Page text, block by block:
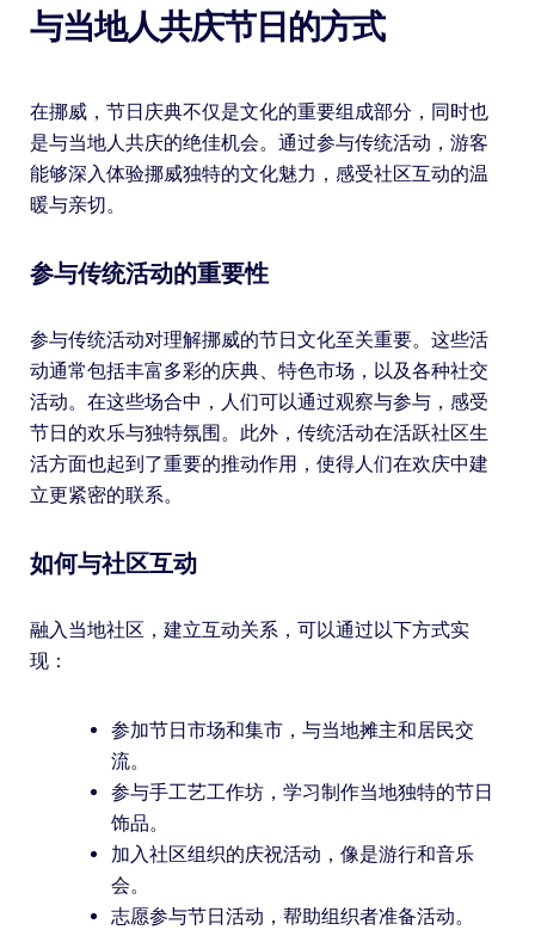
与当地人共庆节日的方式
在挪威，节日庆典不仅是文化的重要组成部分，同时也
是与当地人共庆的绝佳机会。通过参与传统活动，游客
能够深入体验挪威独特的文化魅力，感受社区互动的温
暖与亲切。
参与传统活动的重要性
参与传统活动对理解挪威的节日文化至关重要。这些活
动通常包括丰富多彩的庆典、特色市场，以及各种社交
活动。在这些场合中，人们可以通过观察与参与，感受
节日的欢乐与独特氛围。此外，传统活动在活跃社区生
活方面也起到了重要的推动作用，使得人们在欢庆中建
立更紧密的联系。
如何与社区互动
融入当地社区，建立互动关系，可以通过以下方式实
现：
参加节日市场和集市，与当地摊主和居民交
流。
参与手工艺工作坊，学习制作当地独特的节日
饰品。
加入社区组织的庆祝活动，像是游行和音乐
会。
志愿参与节日活动，帮助组织者准备活动。